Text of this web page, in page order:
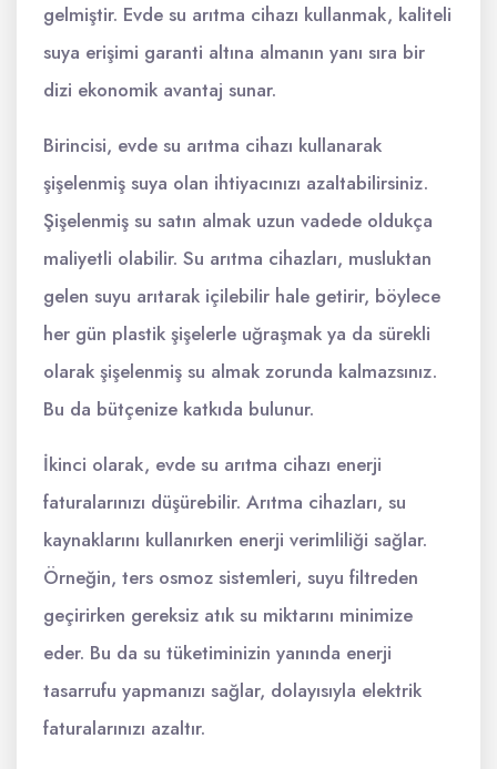
gelmiştir. Evde su arıtma cihazı kullanmak, kaliteli
suya erişimi garanti altına almanın yanı sıra bir
dizi ekonomik avantaj sunar.
Birincisi, evde su arıtma cihazı kullanarak
şişelenmiş suya olan ihtiyacınızı azaltabilirsiniz.
Şişelenmiş su satın almak uzun vadede oldukça
maliyetli olabilir. Su arıtma cihazları, musluktan
gelen suyu arıtarak içilebilir hale getirir, böylece
her gün plastik şişelerle uğraşmak ya da sürekli
olarak şişelenmiş su almak zorunda kalmazsınız.
Bu da bütçenize katkıda bulunur.
İkinci olarak, evde su arıtma cihazı enerji
faturalarınızı düşürebilir. Arıtma cihazları, su
kaynaklarını kullanırken enerji verimliliği sağlar.
Örneğin, ters osmoz sistemleri, suyu filtreden
geçirirken gereksiz atık su miktarını minimize
eder. Bu da su tüketiminizin yanında enerji
tasarrufu yapmanızı sağlar, dolayısıyla elektrik
faturalarınızı azaltır.